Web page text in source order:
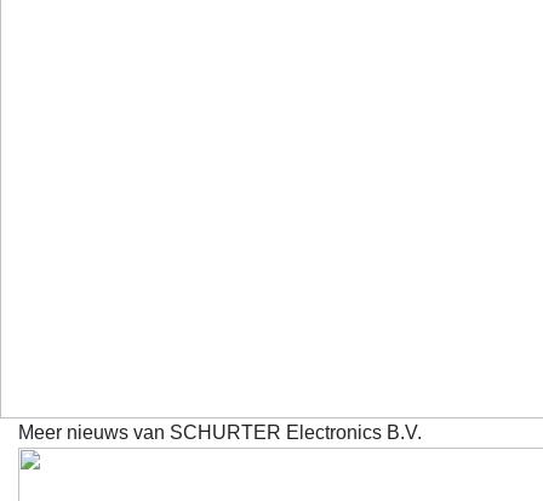
Meer nieuws van SCHURTER Electronics B.V.